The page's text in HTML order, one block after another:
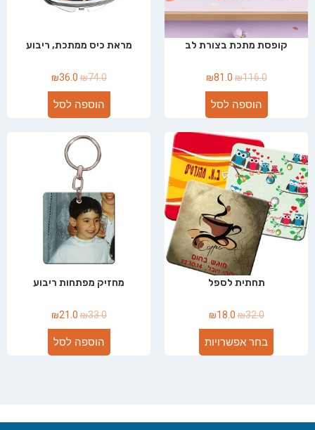
קופסת מתכת בצורת לב
₪116.0
₪81.0
הוספה לסל
מראת כיס ממתכת, ריבוע
₪74.0
₪36.0
הוספה לסל
תחתית לספל
₪32.0
₪18.0
בחר אפשרויות
מחזיק מפתחות ריבוע
₪33.0
₪21.0
הוספה לסל